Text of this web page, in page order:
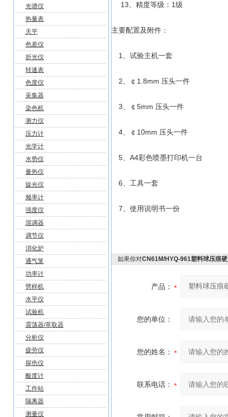
光谱仪
热量表
天平
色差仪
折光仪
转速表
色度仪
采集器
染色机
测力仪
压力计
光学计
水势仪
量热仪
旋光仪
频率计
强度仪
混调器
调节仪
消化炉
通气笼
功率计
劈样机
水平仪
试验机
震荡器/萃取器
分析仪
疲劳仪
探伤仪
酸度计
工作站
隔离器
测量仪
13、精度等级：1级
主要配置及附件：
1、试验主机一套
2、￠1.8mm 压头一件
3、￠5mm 压头一件
4、￠10mm 压头一件
5、A4彩色喷墨打印机一台
6、工具一套
7、使用说明书一份
如果你对CN61M/HYQ-961塑料球压痕
产品：
您的单位：
您的姓名：
联系电话：